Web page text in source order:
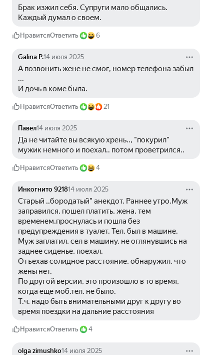
Брак изжил себя. Супруги мало общались.
Каждый думал о своем.
НравитсяОтветить 6
Galina P.14 июля 2025
А позвонить жене не смог, номер телефона забыл
...
И дочь в коме была.
НравитсяОтветить 21
Павел14 июля 2025
Да не читайте вы всякую хрень.., "покурил"
мужик немного и поехал.. потом проветрился..
НравитсяОтветить 4
Инкогнито 921814 июля 2025
Старый ,,бородатый" анекдот. Раннее утро.Муж
заправился, пошел платить, жена, тем
временем,проснулась и пошла без
предупреждения в туалет. Тел. был в машине.
Муж заплатил, сел в машину, не оглянувшись на
заднее сиденье, поехал.
Отъехав солидное расстояние, обнаружил, что
жены нет.
По другой версии, это произошло в то время,
когда еще моб.тел. не было.
Т.ч. надо быть внимательными друг к другу во
время поездки на дальние расстояния
НравитсяОтветить 4
olga zimushko14 июля 2025